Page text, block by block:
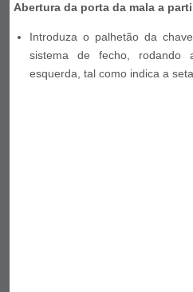
Abertura da porta da mala a
Introduza o palhetão da
sistema de fecho,
esquerda, tal como indica a